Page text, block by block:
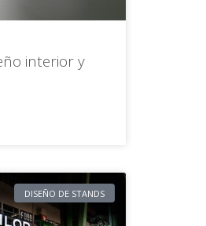
interior y
DISEÑO DE STANDS